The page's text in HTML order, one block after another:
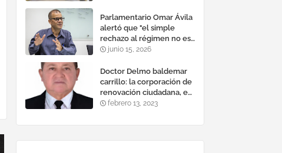
megavatios al sistema
eléctrico nacional
Parlamentario Omar Ávila
alertó que "el simple
rechazo al régimen no es
suficiente para lograr un
efectivo"
junio 15, 2026
Doctor Delmo baldemar
carrillo: la corporación de
renovación ciudadana, es
un banco mundial de
febrero 13, 2023